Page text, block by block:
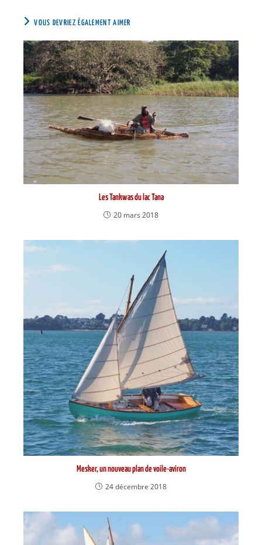
VOUS DEVRIEZ ÉGALEMENT AIMER
Les Tankwas du lac Tana
20 mars 2018
Mesker, un nouveau plan de voile-aviron
24 décembre 2018